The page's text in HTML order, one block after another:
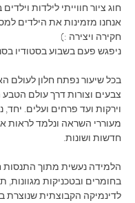
חוג ציור חווייתי לילדות וילדים
אנחנו מזמינות את הילדים
חקירה ויצירה :)
ניפגש פעם בשבוע בסטודיו
בכל שיעור נפתח חלון לעולם
צבעים וצורות דרך עולם
וירקות ועד פרחים ועלים. יחד,
מעוררי השראה ונלמד לראות
חדשות ושונות.
הלמידה נעשית מתוך התנסות
בחומרים ובטכניקות
לדינמיקה הקבוצתית שנוצרת